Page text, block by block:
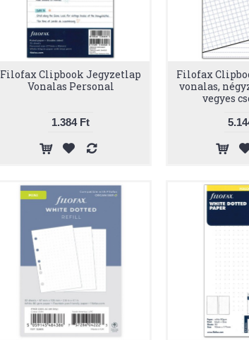
Filofax Clipbook Jegyzetlap
Vonalas Personal
1.384 Ft
Filofax
vonalas,
vegyes